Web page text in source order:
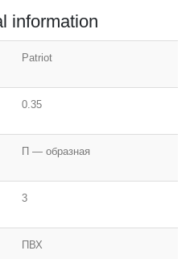
information
Patriot
0.35
П — образная
3
ПВХ